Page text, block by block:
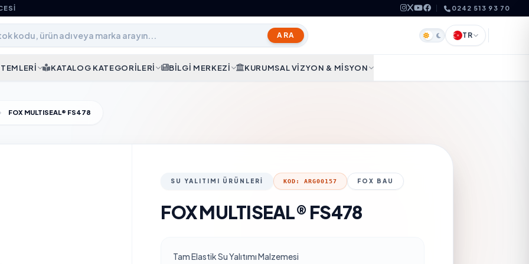
0242 513 93 70
ARA TR
KATALOG KATEGORILERI BILGI MERKEZI KURUMSAL VIZYON & MISYON
FOX MULTISEAL® FS478
SU YALITIMI ÜRÜNLERI KOD: ARG00157 FOX BAU
FOX MULTISEAL® FS478
Tam Elastik Su Yalıtımı Malzemesi